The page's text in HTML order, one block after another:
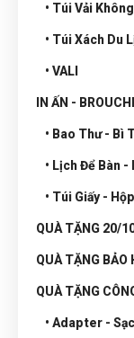
• Túi Vải
• Túi Xách Du
• VALI
IN ẤN -
• Bao Thư - Bì
• Lịch Để Bàn
• Túi Giấy -
QUÀ TẶNG 20/
QUÀ TẶNG BẢO
QUÀ TẶNG
• Adapter -